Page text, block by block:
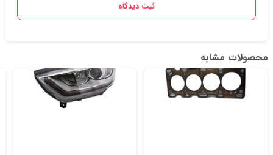
ثبت دیدگاه
محصولات مشابه